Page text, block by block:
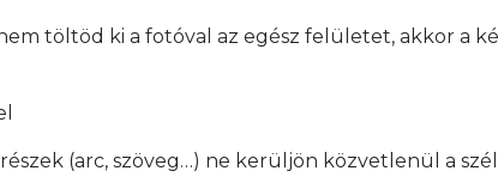
töltöd ki a fotóval az egész felületet, akkor a
(arc, szöveg…) ne kerüljön közvetlenül a